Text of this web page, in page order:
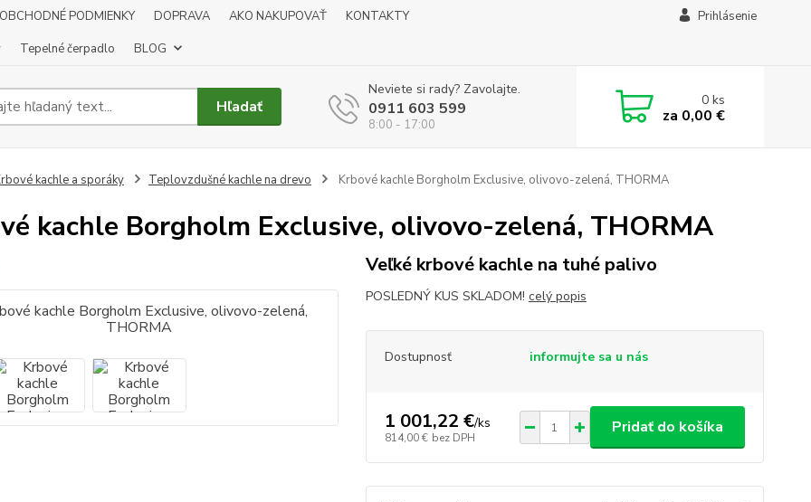
OBCHODNÉ PODMIENKY DOPRAVA AKO NAKUPOVAŤ
KONTAKTY
Tepelné čerpadlo BLOG
Prihlásenie
Hľadať
Neviete si rady? Zavolajte.
0911 603 599
8:00 - 17:00
0ks
za 0,00 €
kachle a sporáky Teplovzdušné kachle na drevo Krbové kachle Borgholm Exclusive, olivovo-zelená, THORMA
kachle Borgholm Exclusive, olivovo-zelená, THORMA
Veľké krbové kachle na tuhé palivo
POSLEDNÝ KUS SKLADOM! celý popis
Dostupnosť informujte sa u nás
1 001,22 €/ks
814,00 € bez DPH
Pridať do košíka